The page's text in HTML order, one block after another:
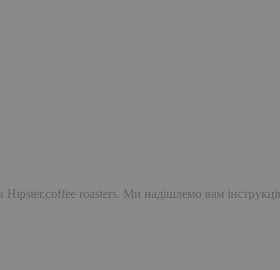
Hipster.coffee roasters. Ми надішлемо вам